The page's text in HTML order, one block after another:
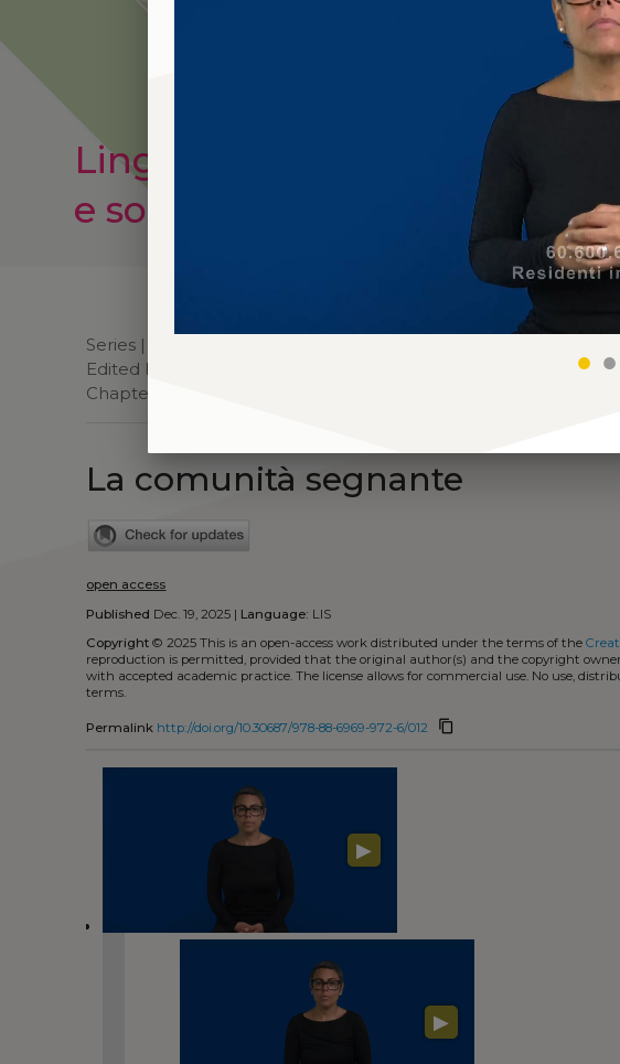
Lingue dei segni
e sordità
Series |
Edited book |
Grammatica della lingua dei segni italiana (LIS) in
Chapter | La comunità segnante
La comunità segnante
open access
Published Dec. 19, 2025 | Language: LIS
Copyright © 2025This is an open-access work distributed under the terms of the
reproduction is permitted, provided that the original author(s) and the copyright
with accepted academic practice. The license allows for commercial use. No use,
terms.
Permalink http://doi.org/10.30687/978-88-6969-972-6/012 content_copy
● ●
▶
▶